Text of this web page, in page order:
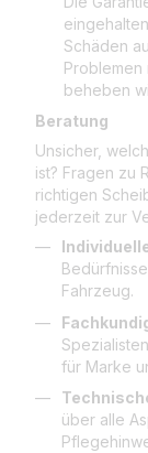
Schäden
Problemen
beheben
Beratung
Unsicher,
ist? Fragen zu
richtigen
jederzeit zur
Fahrzeug.
für Marke
über alle